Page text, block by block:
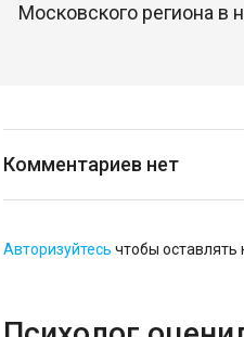
Московского региона в
Комментариев нет
Авторизуйтесь чтобы оставлять